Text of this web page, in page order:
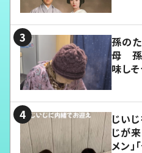
孫の
母 孫
味しそ
じい
じが
メン」